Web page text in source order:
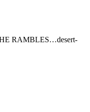
RAMBLES…desert-